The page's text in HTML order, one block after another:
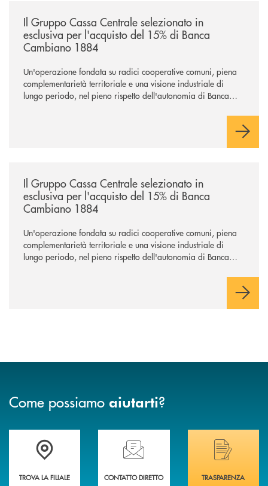
Il Gruppo Cassa Centrale selezionato in
esclusiva per l'acquisto del 15% di Banca
Cambiano 1884
Un'operazione fondata su radici cooperative comuni, piena
complementarietà territoriale e una visione industriale di
lungo periodo, nel pieno rispetto dell'autonomia di Banca
negoziazione esclusiva per la finalizzazione dell’operazione.
Il Gruppo Cassa Centrale selezionato in
esclusiva per l'acquisto del 15% di Banca
Cambiano 1884
Un'operazione fondata su radici cooperative comuni, piena
complementarietà territoriale e una visione industriale di
lungo periodo, nel pieno rispetto dell'autonomia di Banca
negoziazione esclusiva per la finalizzazione dell’operazione.
Come possiamo aiutarti?
Trova la filiale più vicina a Te
TROVA LA FILIALE
Hai bisogno di assistenza immediata?
CONTATTO DIRETTO
Hai bisogno di
TRASPARENZA